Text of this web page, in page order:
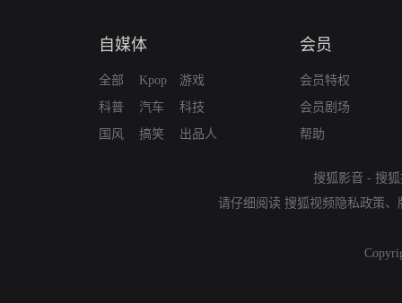
自媒体
全部
科普
国风
Kpop
汽车
搞笑
游戏
科技
出品人
会员
会员特权
会员剧场
帮助
搜狐影音 - 搜
请仔细阅读 搜狐视频隐私政策、